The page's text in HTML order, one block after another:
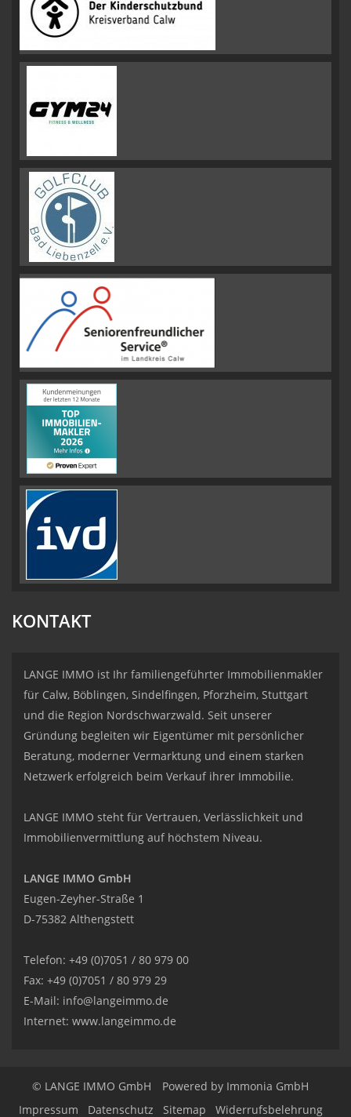
KONTAKT
LANGE IMMO ist Ihr familiengeführter Immobilienmakler
für Calw, Böblingen, Sindelfingen, Pforzheim, Stuttgart
und die Region Nordschwarzwald. Seit unserer
Gründung begleiten wir Eigentümer mit persönlicher
Beratung, moderner Vermarktung und einem starken
Netzwerk erfolgreich beim Verkauf ihrer Immobilie.
LANGE IMMO steht für Vertrauen, Verlässlichkeit und
Immobilienvermittlung auf höchstem Niveau.
LANGE IMMO GmbH
Eugen-Zeyher-Straße 1
D-75382 Althengstett
Telefon: +49 (0)7051 / 80 979 00
Fax: +49 (0)7051 / 80 979 29
E-Mail: info@langeimmo.de
Internet: www.langeimmo.de
© LANGE IMMO GmbH
Powered by Immonia GmbH
Impressum
Datenschutz Sitemap Widerrufsbelehrung